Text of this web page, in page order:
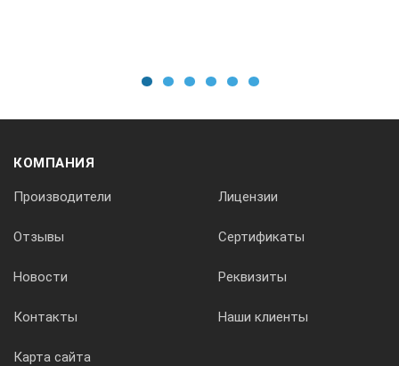
КОМПАНИЯ
Производители Лицензии
Отзывы Сертификаты
Новости Реквизиты
Контакты Наши клиенты
Карта сайта